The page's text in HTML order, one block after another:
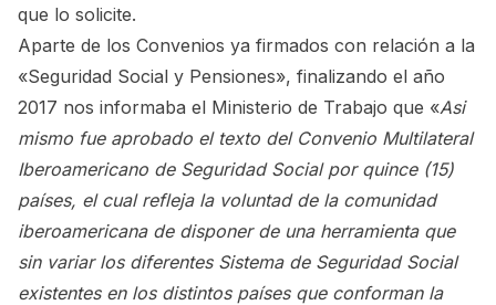
que lo solicite.
Aparte de los Convenios ya firmados con relación a la
«Seguridad Social y Pensiones», finalizando el año
2017 nos informaba el Ministerio de Trabajo que «Asi
mismo fue aprobado el texto del Convenio Multilateral
Iberoamericano de Seguridad Social por quince (15)
países, el cual refleja la voluntad de la comunidad
iberoamericana de disponer de una herramienta que
sin variar los diferentes Sistema de Seguridad Social
existentes en los distintos países que conforman la